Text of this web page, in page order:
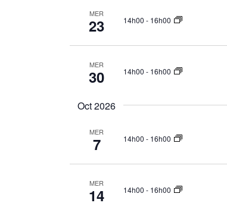
MER
23 14h00 - 16h00
MER
30 14h00 - 16h00
Oct 2026
MER
7 14h00 - 16h00
MER
14 14h00 - 16h00